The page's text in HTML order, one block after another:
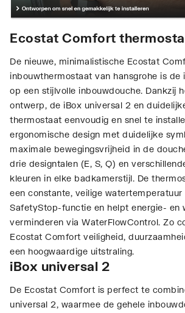
Ecostat Comfort
De nieuwe, minimalistische Ecostat
inbouwthermostaat van hansgrohe is de
op een stijlvolle inbouwdouche. Dankzij
ontwerp, de iBox universal 2 en
thermostaat eenvoudig en snel te
ergonomische design met duidelijke
maximale bewegingsvrijheid in de
drie designtalen (E, S, Q) en
kleuren in elke badkamerstijl. De
een constante, veilige
SafetyStop-functie en helpt energie- en
verminderen via WaterFlowControl. Zo
Ecostat Comfort veiligheid,
een hoogwaardige uitstraling.
iBox universal 2
De Ecostat Comfort is perfect te
universal 2, waarmee de gehele